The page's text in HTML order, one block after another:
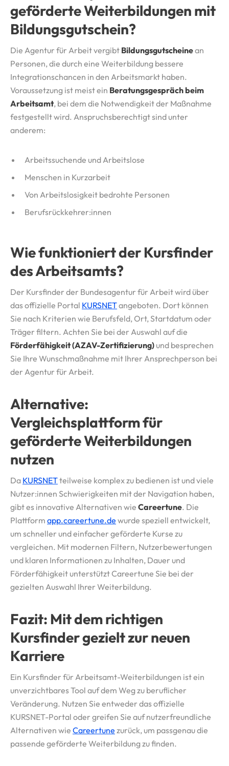
geförderte Weiterbildungen mit
Bildungsgutschein?
Die Agentur für Arbeit vergibt Bildungsgutscheinean
Personen, die durch eine Weiterbildung bessere
Integrationschancen in den Arbeitsmarkt haben.
Voraussetzung ist meist ein Beratungsgespräch beim
Arbeitsamt, bei dem die Notwendigkeit der Maßnahme
festgestellt wird. Anspruchsberechtigt sind unter
anderem:
Arbeitssuchende und Arbeitslose
Menschen in Kurzarbeit
Von Arbeitslosigkeit bedrohte Personen
Berufsrückkehrer:innen
Wie funktioniert der Kursfinder
des Arbeitsamts?
Der Kursfinder der Bundesagentur für Arbeit wird über
das offizielle Portal KURSNETangeboten. Dort können
Sie nach Kriterien wie Berufsfeld, Ort, Startdatum oder
Träger filtern. Achten Sie bei der Auswahl auf die
Förderfähigkeit (AZAV-Zertifizierung) und besprechen
Sie Ihre Wunschmaßnahme mit Ihrer Ansprechperson bei
der Agentur für Arbeit.
Alternative:
Vergleichsplattform für
geförderte Weiterbildungen
nutzen
Da KURSNETteilweise komplex zu bedienen ist und viele
Nutzer:innen Schwierigkeiten mit der Navigation haben,
gibt es innovative Alternativen wie Careertune. Die
Plattform app.careertune.de wurde speziell entwickelt,
um schneller und einfacher geförderte Kurse zu
vergleichen. Mit modernen Filtern, Nutzerbewertungen
und klaren Informationen zu Inhalten, Dauer und
Förderfähigkeit unterstützt Careertune Sie bei der
gezielten Auswahl Ihrer Weiterbildung.
Fazit: Mit dem richtigen
Kursfinder gezielt zur neuen
Karriere
Ein Kursfinder für Arbeitsamt-Weiterbildungen ist ein
unverzichtbares Tool auf dem Weg zu beruflicher
Veränderung. Nutzen Sie entweder das offizielle
KURSNET-Portal oder greifen Sie auf nutzerfreundliche
Alternativen wie Careertune zurück, um passgenau die
passende geförderte Weiterbildung zu finden.